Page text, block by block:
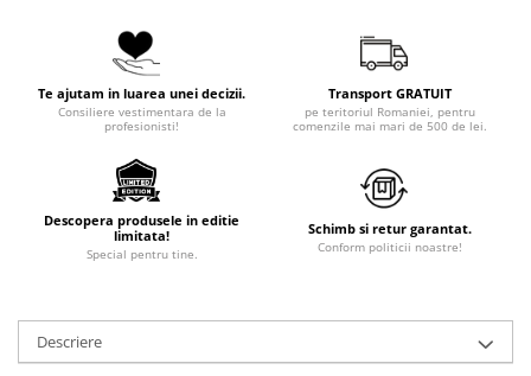
Te ajutam in luarea unei decizii.
Consiliere vestimentara de la
profesionisti!
Transport GRATUIT
pe teritoriul Romaniei, pentru
comenzile mai mari de 500 de lei.
Descopera produsele in editie
limitata!
Special pentru tine.
Schimb si retur garantat.
Conform politicii noastre!
Descriere